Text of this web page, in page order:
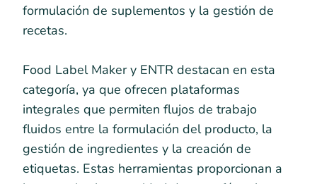
formulación de suplementos y la gestión de
recetas.
Food Label Maker y ENTR destacan en esta
categoría, ya que ofrecen plataformas
integrales que permiten flujos de trabajo
fluidos entre la formulación del producto, la
gestión de ingredientes y la creación de
etiquetas. Estas herramientas proporcionan a